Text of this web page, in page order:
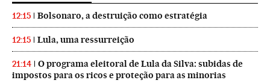
12:15 Bolsonaro, a destruição como estratégia
12:15 Lula, uma ressurreição
21:14
O programa eleitoral de Lula da Silva: subidas de
impostos para os ricos e proteção para as minorias